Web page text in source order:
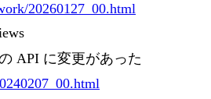
20260127_00.html
API に変更があった